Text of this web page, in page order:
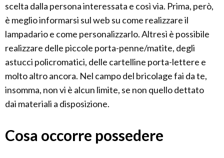
scelta dalla persona interessata e così via. Prima, però,
è meglio informarsi sul web su come realizzare il
lampadario e come personalizzarlo. Altresì è possibile
realizzare delle piccole porta-penne/matite, degli
astucci policromatici, delle cartelline porta-lettere e
molto altro ancora. Nel campo del bricolage fai da te,
insomma, non vi è alcun limite, se non quello dettato
dai materiali a disposizione.
Cosa occorre possedere